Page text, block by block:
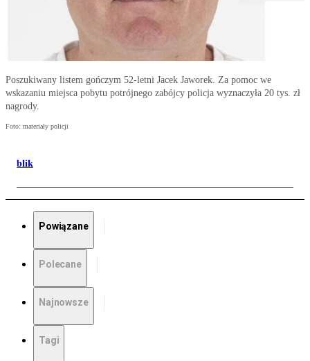
Poszukiwany listem gończym 52-letni Jacek Jaworek. Za pomoc we
wskazaniu miejsca pobytu potrójnego zabójcy policja wyznaczyła 20 tys. zł
nagrody.
Foto: materiały policji
blik
Powiązane
Polecane
Najnowsze
Tagi